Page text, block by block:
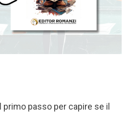
passo per capire se il